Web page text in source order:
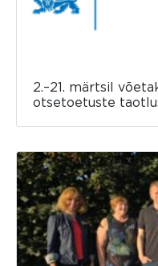
2.–21. märtsil
otsetoetuste